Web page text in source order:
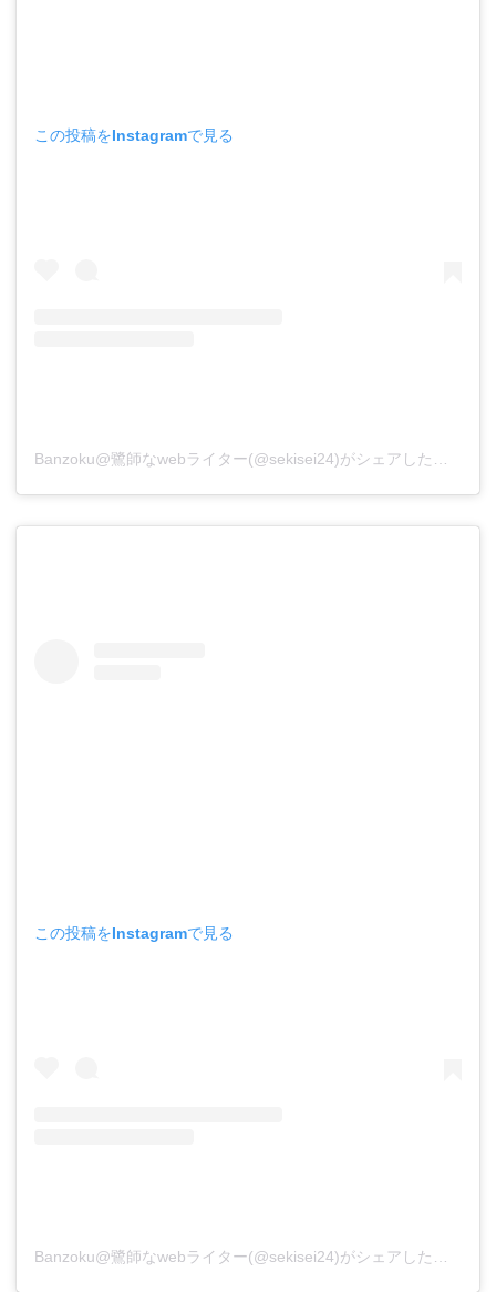
この投稿をInstagramで見る
この投稿をInstagramで見る
Banzoku@鷺師なwebライター(@sekisei24)がシェアした投稿